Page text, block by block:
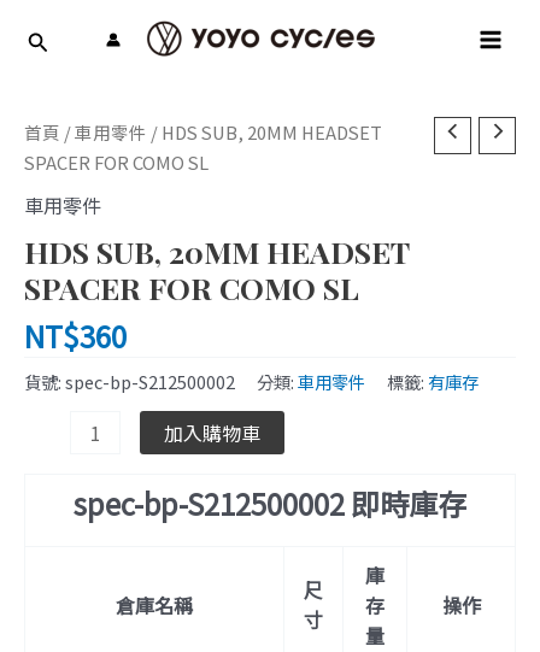
首頁 /車用零件 / HDS SUB, 20MM HEADSET
SPACER FOR COMO SL
車用零件
HDS SUB, 20MM HEADSET
SPACER FOR COMO SL
NT$360
貨號:spec-bp-S212500002 分類:車用零件 標籤: 有庫存
HDS
SUB,
20MM
HEADSET
SPACER
FOR
SL
數
加入購物車
spec-bp-S212500002 即時庫存
倉庫名稱
尺
寸
庫
存
量
操作